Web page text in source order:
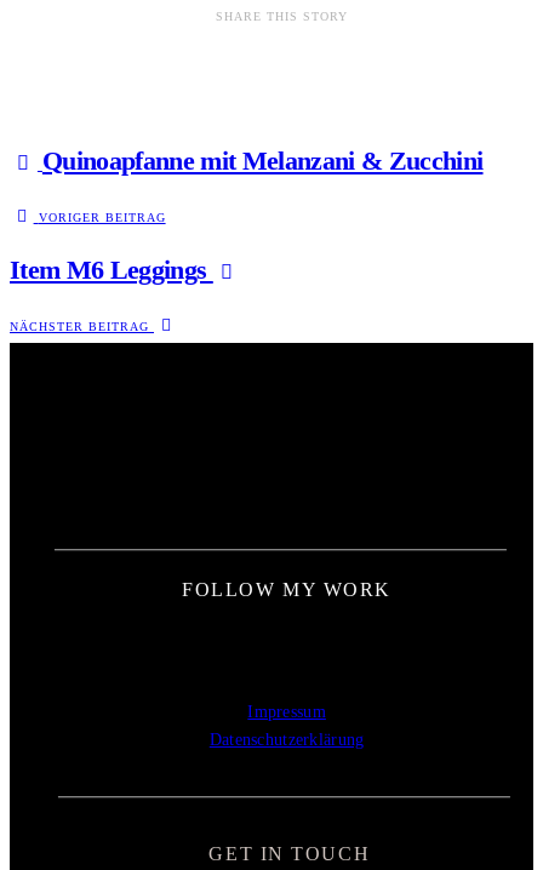
SHARE THIS STORY
Quinoapfanne mit Melanzani & Zucchini
VORIGER BEITRAG
Item M6 Leggings
NÄCHSTER BEITRAG
FOLLOW MY WORK
GET IN TOUCH
Impressum
Datenschutzerklärung